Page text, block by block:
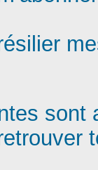
sont